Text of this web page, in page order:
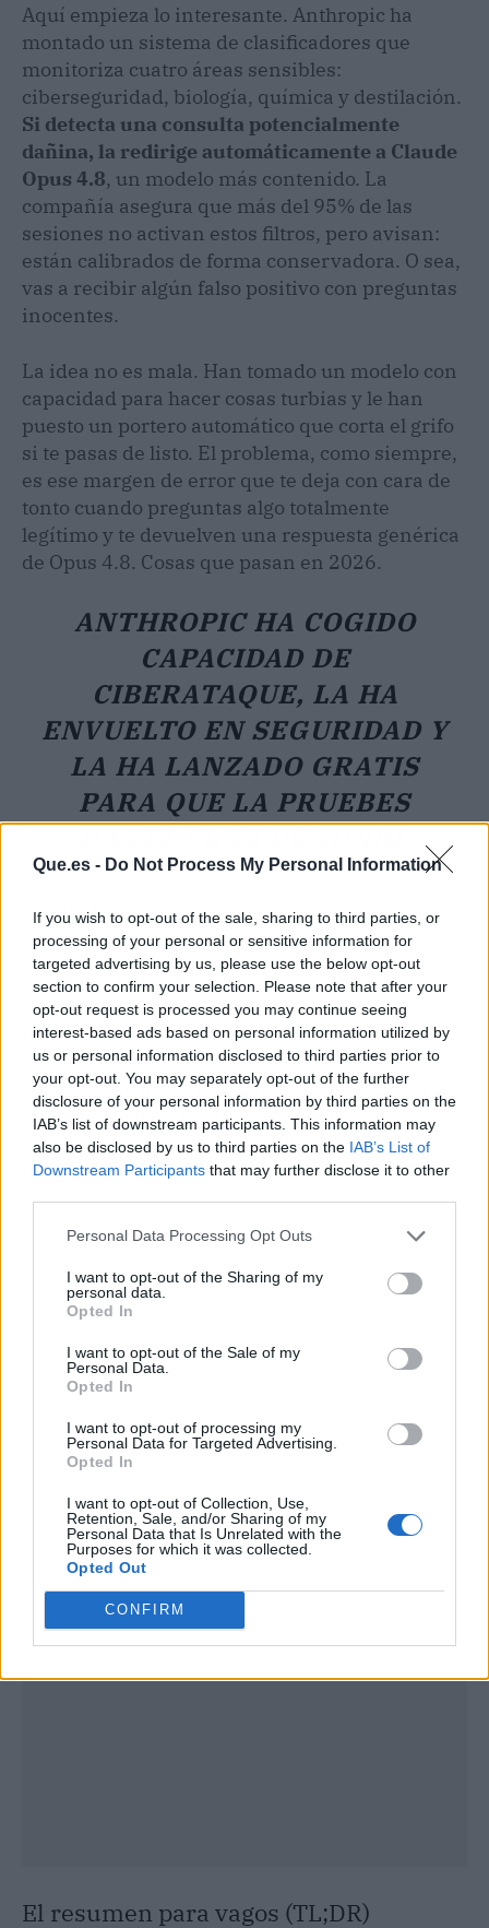
Que.es - Do Not Process My Personal Information
If you wish to opt-out of the sale, sharing to third parties, or
processing of your personal or sensitive information for
targeted advertising by us, please use the below opt-out
section to confirm your selection. Please note that after your
opt-out request is processed you may continue seeing
interest-based ads based on personal information utilized by
us or personal information disclosed to third parties prior to
your opt-out. You may separately opt-out of the further
disclosure of your personal information by third parties on the
IAB’s list of downstream participants. This information may
also be disclosed by us to third parties on the IAB’s List of
Downstream Participants that may further disclose it to other
Personal Data Processing Opt Outs
I want to opt-out of the Sharing of my
personal data.
Opted In
I want to opt-out of the Sale of my
Personal Data.
Opted In
I want to opt-out of processing my
Personal Data for Targeted Advertising.
Opted In
I want to opt-out of Collection, Use,
Retention, Sale, and/or Sharing of my
Personal Data that Is Unrelated with the
Purposes for which it was collected.
Opted Out
CONFIRM
Aquí empieza lo interesante. Anthropic ha
montado un sistema de clasificadores que
monitoriza cuatro áreas sensibles:
ciberseguridad, biología, química y destilación.
Si detecta una consulta potencialmente
dañina, la redirige automáticamente a Claude
Opus 4.8, un modelo más contenido. La
compañía asegura que más del 95% de las
sesiones no activan estos filtros, pero avisan:
están calibrados de forma conservadora. O sea,
vas a recibir algún falso positivo con preguntas
inocentes.
La idea no es mala. Han tomado un modelo con
capacidad para hacer cosas turbias y le han
puesto un portero automático que corta el grifo
si te pasas de listo. El problema, como siempre,
es ese margen de error que te deja con cara de
tonto cuando preguntas algo totalmente
legítimo y te devuelven una respuesta genérica
de Opus 4.8. Cosas que pasan en 2026.
ANTHROPIC HA COGIDO
CAPACIDAD DE
CIBERATAQUE, LA HA
ENVUELTO EN SEGURIDAD Y
LA HA LANZADO GRATIS
PARA QUE LA PRUEBES
Nivel de hype: 8,5/10.Regalar el modelo más
potente durante una semana es un movimiento
maestro de marketing, pero las capacidades
reales están ahí. Programación, análisis de
documentos complejos y visión mejorada lo
convierten en una herramienta seria. El pero
está en los falsos positivos del sistema de
seguridad y en la incertidumbre sobre el precio
futuro — a ver cuánto dura la fiesta.
Publicidad
El resumen para vagos (TL;DR)